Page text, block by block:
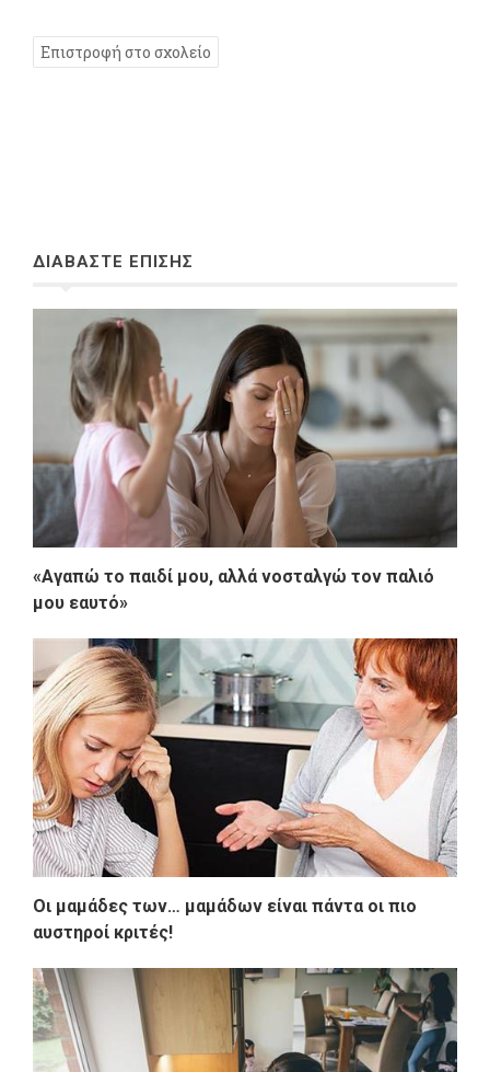
Επιστροφή στο σχολείο
ΔΙΑΒΑΣΤΕ ΕΠΙΣΗΣ
«Αγαπώ το παιδί μου, αλλά νοσταλγώ τον παλιό
μου εαυτό»
Οι μαμάδες των… μαμάδων είναι πάντα οι πιο
αυστηροί κριτές!